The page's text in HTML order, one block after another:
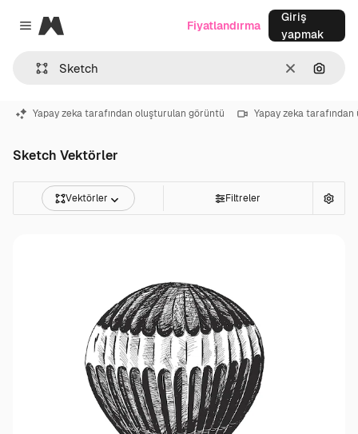
Close menu
Magnific
Temizlemek
Fiyatlandırma
Giriş
yapmak
Yapay zeka tarafından oluşturulan görüntü Yapay zeka
Sketch Vektörler
Vektörler Filtreler